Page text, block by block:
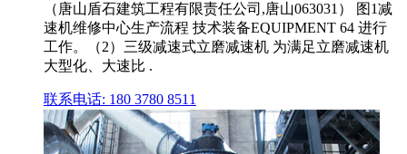
（唐山盾石建筑工程有限责任公司,唐山063031） 图1减
速机维修中心生产流程 技术装备EQUIPMENT 64 进行
工作。（2）三级减速式立磨减速机 为满足立磨减速机
大型化、大速比 .
联系电话: 180 3780 8511